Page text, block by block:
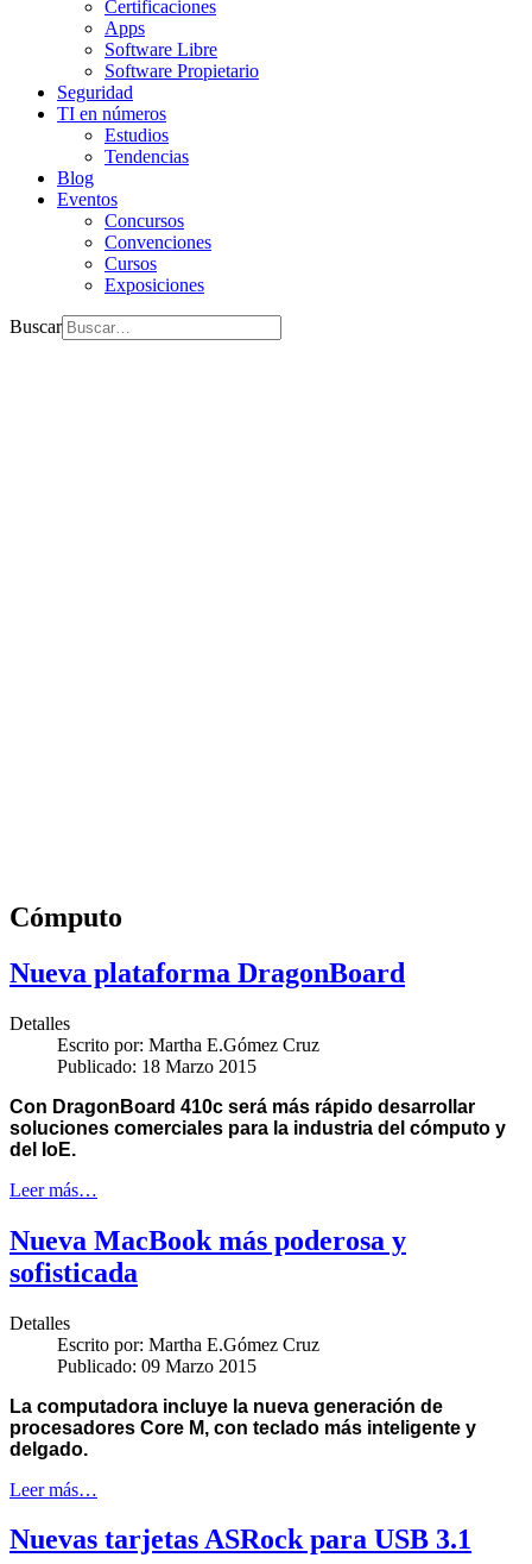
Certificaciones
Apps
Software Libre
Software Propietario
Seguridad
TI en números
Estudios
Tendencias
Blog
Eventos
Concursos
Convenciones
Cursos
Exposiciones
Buscar
Cómputo
Nueva plataforma DragonBoard
Detalles
Escrito por: Martha E.Gómez Cruz
Publicado: 18 Marzo 2015
Con DragonBoard 410c será más rápido desarrollar
soluciones comerciales para la industria del cómputo y
del IoE.
Leer más…
Nueva MacBook más poderosa y
sofisticada
Detalles
Escrito por: Martha E.Gómez Cruz
Publicado: 09 Marzo 2015
La computadora incluye la nueva generación de
procesadores Core M, con teclado más inteligente y
delgado.
Leer más…
Nuevas tarjetas ASRock para USB 3.1